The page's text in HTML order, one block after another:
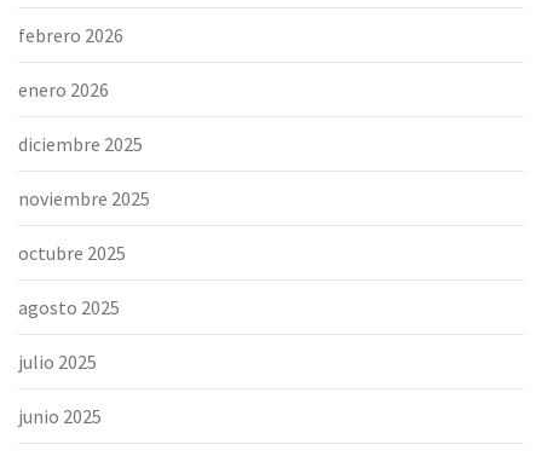
febrero 2026
enero 2026
diciembre 2025
noviembre 2025
octubre 2025
agosto 2025
julio 2025
junio 2025